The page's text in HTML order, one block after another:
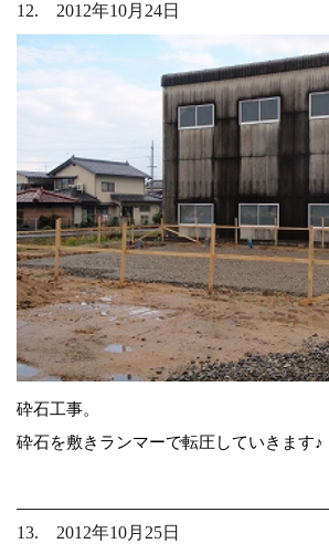
12. 2012年10月24日
砕石工事。
砕石を敷きランマーで転圧していきます♪
13. 2012年10月25日